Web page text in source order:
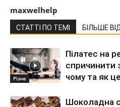
maxwelhelp
СТАТТІ ПО ТЕМІ БІЛЬШЕ
Різне
Пілатес на
спричинити
чому та як
Шоколадна